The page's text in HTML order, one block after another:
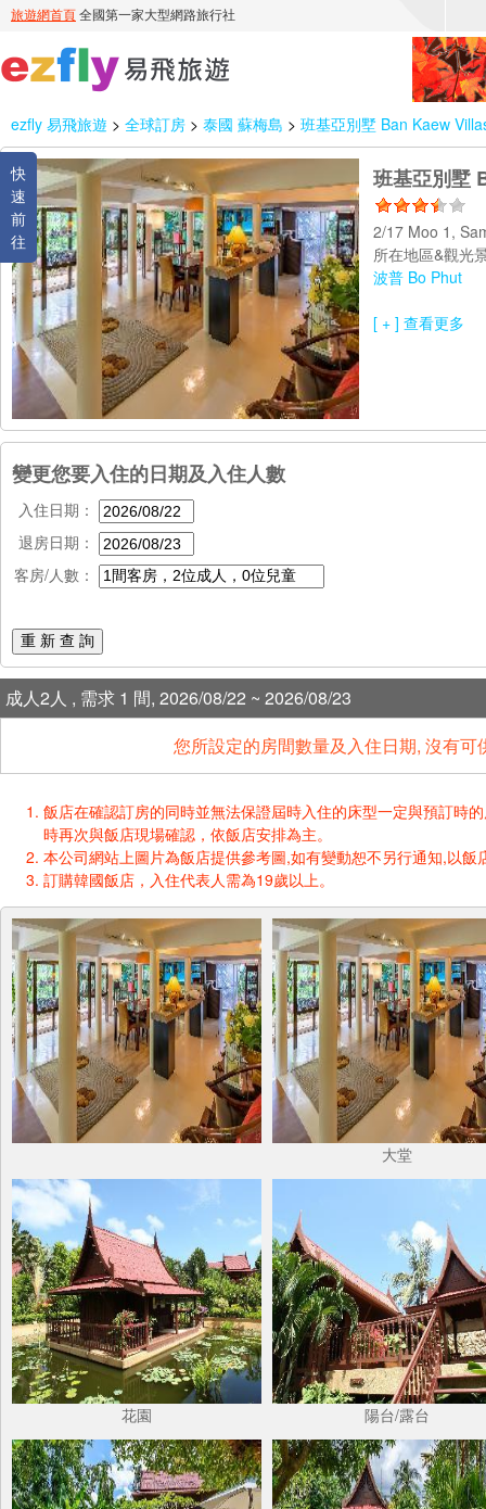
ezfly 易飛旅遊 > 全球訂房 > 泰國 蘇梅島 > 班基亞別墅 Ban Kaew
快
速
前
往
班基亞別墅
2/17 Moo 1,
所在地區&觀光
波普 Bo Phut
[ + ] 查看更多
變更您要入住的日期及入住人數
入住日期：
退房日期：
客房/人數：
重 新 查 詢
成人2人 , 需求 1 間, 2026/08/22 ~ 2026/08/23
您所設定的房間數量及入住日期, 沒有
飯店在確認訂房的同時並無法保證屆時入住的床型一定與預訂時
時再次與飯店現場確認，依飯店安排為主。
本公司網站上圖片為飯店提供參考圖,如有變動恕不另行通知,以飯
訂購韓國飯店，入住代表人需為19歲以上。
大堂
花園 陽台/露台